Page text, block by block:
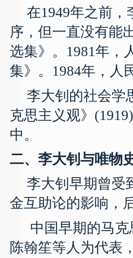
在1949年之前，
序，但一直没有能
选集》。 1981年，
集》。 1984年，人
李大钊的社会学
克思主义观》 (1919)
中。
二、李大钊与唯物
李大钊早期曾受
金互助论的影响，
中国早期的马
陈翰笙等人为代表